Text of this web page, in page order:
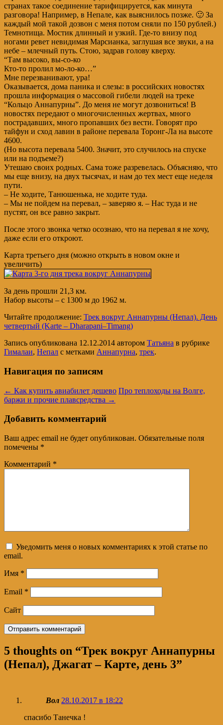
странах такое соединение тарифицируется, как минута
разговора! Например, в Непале, как выяснилось позже. 🙂 За
каждый мой такой дозвон с меня потом сняли по 150 рублей.)
Темнотища. Мостик длинный и узкий. Где-то внизу под
ногами ревет невидимая Марсианка, заглушая все звуки, а на
небе – млечный путь. Стою, задрав голову кверху.
“Там высоко, вы-со-ко
Кто-то пролил мо-ло-ко…”
Мне перезванивают, ура!
Оказывается, дома паника и слезы: в российских новостях
прошла информация о массовой гибели людей на треке
“Кольцо Аннапурны”. До меня не могут дозвониться! В
новостях передают о многочисленных жертвах, много
пострадавших, много пропавших без вести. Говорят про
тайфун и сход лавин в районе перевала Торонг-Ла на высоте
4600.
(Но высота перевала 5400. Значит, это случилось на спуске
или на подъеме?)
Утешаю своих родных. Сама тоже разревелась. Объясняю, что
мы еще внизу, на двух тысячах, и нам до тех мест еще неделя
пути.
– Не ходите, Танюшенька, не ходите туда.
– Мы не пойдем на перевал, – заверяю я. – Нас туда и не
пустят, он все равно закрыт.
После этого звонка четко осознаю, что на перевал я не хочу,
даже если его откроют.
Карта третьего дня (можно открыть в новом окне и
увеличить)
За день прошли 21,3 км.
Набор высоты – с 1300 м до 1962 м.
Читайте продолжение: Трек вокруг Аннапурны (Непал). День
четвертый (Karte – Dharapani–Timang)
Запись опубликована 12.12.2014 автором Татьяна в рубрике
Гималаи, Непал с метками Аннапурна, трек.
Навигация по записям
← Как купить авиабилет дешево Про теплоходы на Волге,
баржи и прочие плавсредства →
Добавить комментарий
Ваш адрес email не будет опубликован. Обязательные поля
помечены *
Комментарий *
Уведомить меня о новых комментариях к этой статье по
email.
Имя *
Email *
Сайт
5 thoughts on “Трек вокруг Аннапурны
(Непал), Джагат – Карте, день 3”
Вол 28.10.2017 в 18:22
спасибо Танечка !